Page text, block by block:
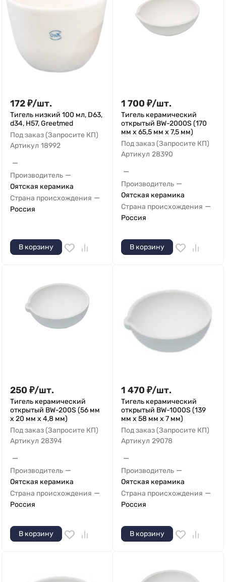
172₽/шт.
Тигель низкий 100 мл, D63,
d34, Н57, Greetmed
Под заказ (Запросите КП)
Артикул 18992
—
Производитель —
Оятская керамика
Страна происхождения —
Россия
В корзину
1 700 ₽/шт.
Тигель керамический
открытый BW-2000S (170
мм х 65,5 мм х 7,5 мм)
Под заказ (Запросите КП)
Артикул 28390
—
Производитель —
Оятская керамика
Страна происхождения —
Россия
В корзину
250 ₽/шт.
Тигель керамический
открытый BW-200S (56 мм
х 20 мм х 4,8 мм)
Под заказ (Запросите КП)
Артикул 28394
—
Производитель —
Оятская керамика
Страна происхождения —
Россия
В корзину
1 470 ₽/шт.
Тигель керамический
открытый BW-1000S (139
мм х 58 мм х 7 мм)
Под заказ (Запросите КП)
Артикул 29078
—
Производитель —
Оятская керамика
Страна происхождения —
Россия
В корзину